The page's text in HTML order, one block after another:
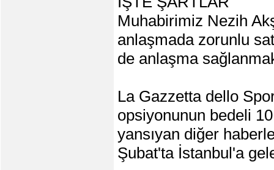
Muhabirimiz Nezih
anlaşmada zorunlu
de anlaşma
La Gazzetta dello
opsiyonunun bedeli
yansıyan diğer
Şubat'ta İstanbul'a